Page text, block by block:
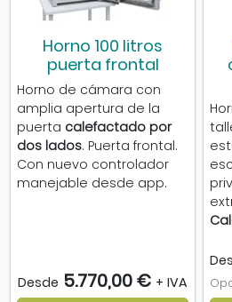
Horno 100 litros
puerta frontal
Horno de cámara con
amplia apertura de la
puerta calefactado por
dos lados. Puerta frontal.
Con nuevo controlador
manejable desde app.
Desde 5.770,00 € + IVA